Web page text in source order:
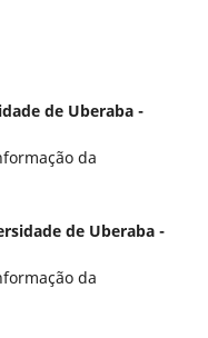
de Uberaba -
da
de Uberaba -
da